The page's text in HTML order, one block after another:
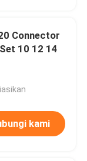
Connector
10 12 14
kami